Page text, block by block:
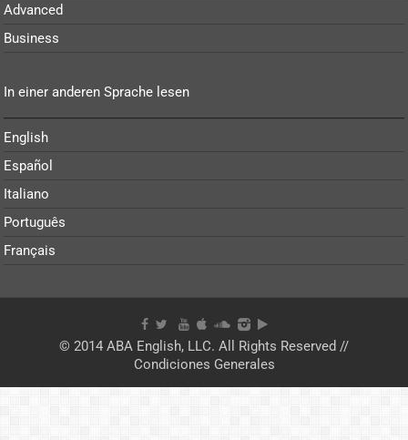
Advanced
Business
In einer anderen Sprache lesen
English
Español
Italiano
Português
Français
© 2014 ABA English, LLC. All Rights Reserved //
Condiciones Generales